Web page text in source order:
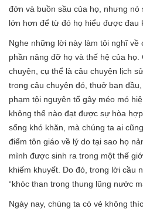
đớn và buồn sầu của họ, nhưng nó
lớn hơn để từ đó họ hiểu được đau
Nghe những lời này làm tôi nghĩ về
phần nâng đỡ họ và thế hệ của họ.
chuyện, cụ thể là câu chuyện lịch
trong câu chuyện đó, thuở ban
phạm tội nguyên tổ gây méo mó
không thể nào đạt được sự hòa
sống khó khăn, mà chúng ta ai
điểm tôn giáo về lý do tại sao họ
mình được sinh ra trong một thế
khiếm khuyết. Do đó, trong lời cầu
“khóc than trong thung lũng nước
Ngày nay, chúng ta có vẻ không